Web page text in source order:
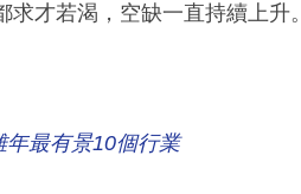
求才若渴，空缺一直持續上升